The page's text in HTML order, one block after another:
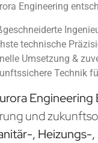
Engineering
technische
Umsetzung &
Technik
Engineering
und
, Heizungs-